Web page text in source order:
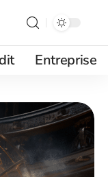
Entreprise